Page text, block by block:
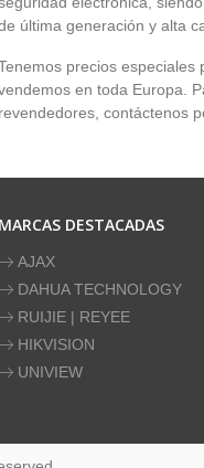
última generación y alta
precios
en toda Europa.
revendedores, contáctenos
MARCAS DESTACADAS
AJAX
DAHUA TECHNOLOGY
RUIJIE | REYEE
HIKVISION
UNIVIEW